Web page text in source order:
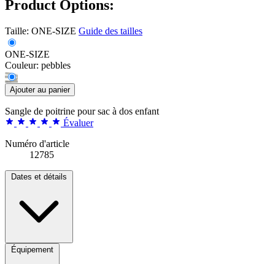
Product Options:
Taille: ONE-SIZE Guide des tailles
ONE-SIZE
Couleur: pebbles
Ajouter au panier
Sangle de poitrine pour sac à dos enfant
Évaluer
Numéro d'article
12785
Dates et détails
Équipement